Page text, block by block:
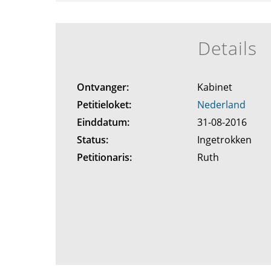
Details
Ontvanger:
Kabinet
Petitieloket:
Nederland
Einddatum:
31-08-2016
Status:
Ingetrokken
Petitionaris:
Ruth